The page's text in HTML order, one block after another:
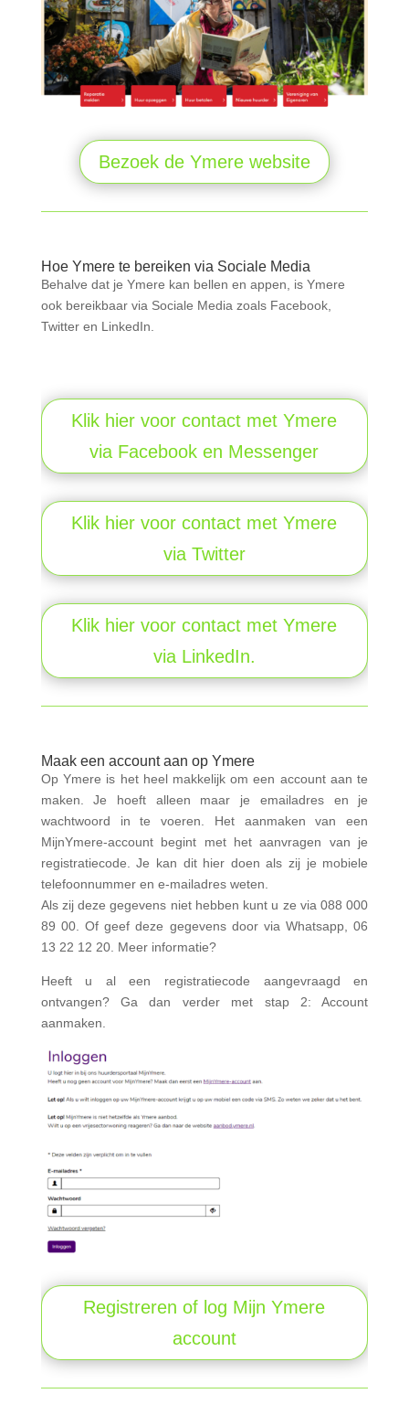
Bezoek de Ymere website
Hoe Ymere te bereiken via Sociale Media
Behalve dat je Ymere kan bellen en appen, is Ymere
ook bereikbaar via Sociale Media zoals Facebook,
Twitter en LinkedIn.
Klik hier voor contact met Ymere
via Facebook en Messenger
Klik hier voor contact met Ymere
via Twitter
Klik hier voor contact met Ymere
via LinkedIn.
Maak een account aan op Ymere
Op Ymere is het heel makkelijk om een account aan te
maken. Je hoeft alleen maar je emailadres en je
wachtwoord in te voeren. Het aanmaken van een
MijnYmere-account begint met het aanvragen van je
registratiecode. Je kan dit hier doen als zij je mobiele
telefoonnummer en e-mailadres weten.
Als zij deze gegevens niet hebben kunt u ze via 088 000
89 00. Of geef deze gegevens door via Whatsapp, 06
13 22 12 20. Meer informatie?
Heeft u al een registratiecode aangevraagd en
ontvangen? Ga dan verder met stap 2: Account
aanmaken.
Registreren of log Mijn Ymere
account